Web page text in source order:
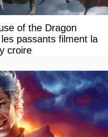
of the Dragon
passants filment la
croire